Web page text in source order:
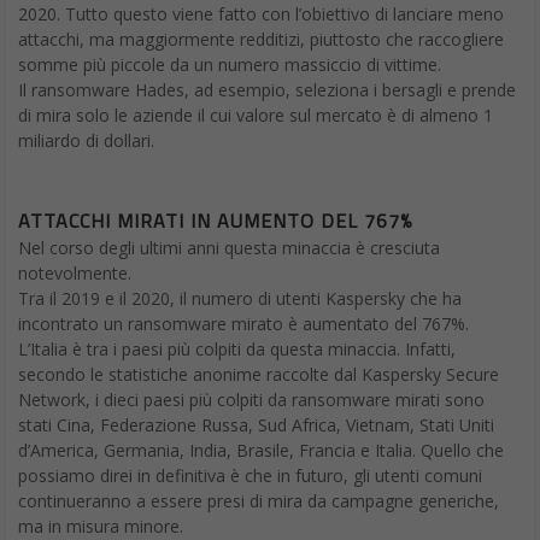
2020. Tutto questo viene fatto con l’obiettivo di lanciare meno
attacchi, ma maggiormente redditizi, piuttosto che raccogliere
somme più piccole da un numero massiccio di vittime.
Il ransomware Hades, ad esempio, seleziona i bersagli e prende
di mira solo le aziende il cui valore sul mercato è di almeno 1
miliardo di dollari.
ATTACCHI MIRATI IN AUMENTO DEL 767%
Nel corso degli ultimi anni questa minaccia è cresciuta
notevolmente.
Tra il 2019 e il 2020, il numero di utenti Kaspersky che ha
incontrato un ransomware mirato è aumentato del 767%.
L’Italia è tra i paesi più colpiti da questa minaccia. Infatti,
secondo le statistiche anonime raccolte dal Kaspersky Secure
Network, i dieci paesi più colpiti da ransomware mirati sono
stati Cina, Federazione Russa, Sud Africa, Vietnam, Stati Uniti
d’America, Germania, India, Brasile, Francia e Italia. Quello che
possiamo direi in definitiva è che in futuro, gli utenti comuni
continueranno a essere presi di mira da campagne generiche,
ma in misura minore.